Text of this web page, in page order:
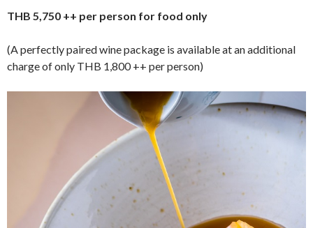
THB 5,750 ++ per person for food only
(A perfectly paired wine package is available at an additional
charge of only THB 1,800 ++ per person)